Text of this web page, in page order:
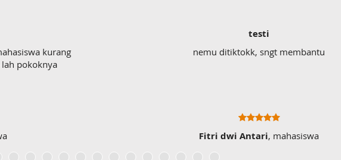
kurang
pokoknya
testi
nemu ditiktokk, sngt membantu
Fitri dwi Antari, mahasiswa